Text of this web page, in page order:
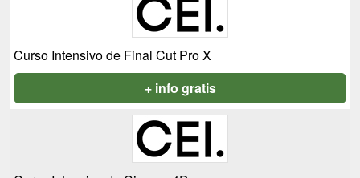
Curso Intensivo de Final Cut Pro X
+ info gratis